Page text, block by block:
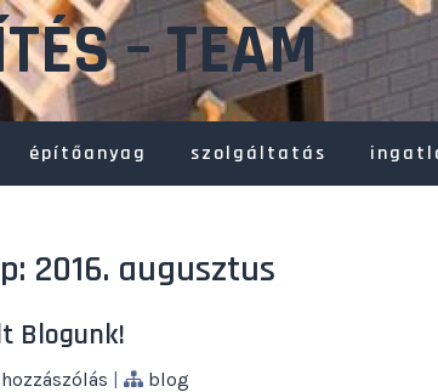
– TEAM
építőanyag szolgáltatás
2016. augusztus
Blogunk!
| blog